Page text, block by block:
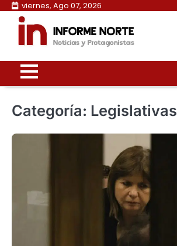
Skip
content
viernes, Ago 07, 2026
Categoría: Legislativas